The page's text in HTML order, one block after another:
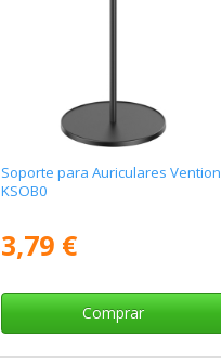
Soporte para Auriculares Vention
KSOB0
3,79 €
Comprar